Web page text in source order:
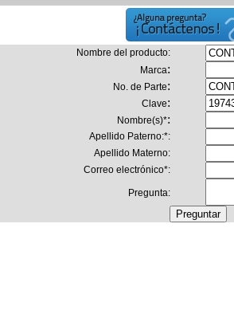
Nombre del producto:
Marca:
No. de Parte:
Clave:
Nombre(s)*:
Apellido Paterno:*:
Apellido Materno:
Correo electrónico*:
Pregunta: